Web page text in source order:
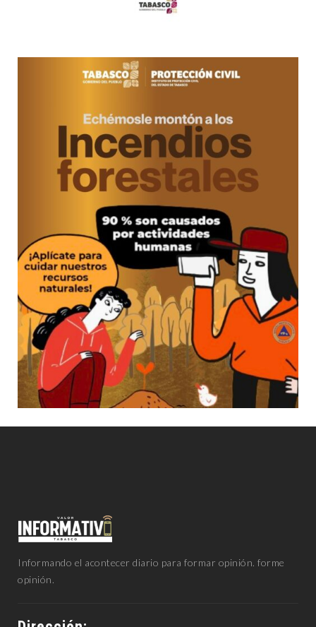
Informando el acontecer diario para formar opinión. forme
opinión.